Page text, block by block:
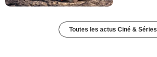
Toutes les actus Ciné & Séries